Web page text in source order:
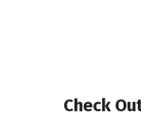
Check